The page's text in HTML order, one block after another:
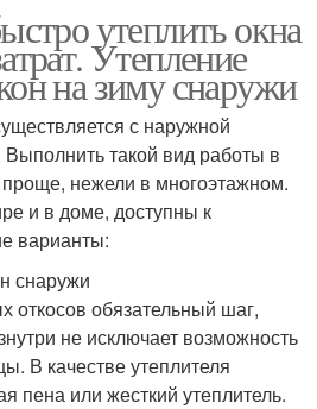
утеплить окна
Утепление
на зиму снаружи
с наружной
такой вид работы в
нежели в многоэтажном.
и в доме, доступны к
варианты:
снаружи
откосов обязательный шаг,
не исключает возможность
В качестве утеплителя
пена или жесткий утеплитель.